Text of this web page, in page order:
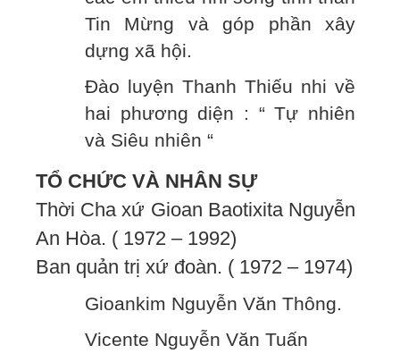
Tin Mừng và góp phần xây
dựng xã hội.
Đào luyện Thanh Thiếu nhi về
hai phương diện : “ Tự nhiên
và Siêu nhiên “
TỔ CHỨC VÀ NHÂN SỰ
Thời Cha xứ Gioan Baotixita Nguyễn
An Hòa. ( 1972 – 1992)
Ban quản trị xứ đoàn. ( 1972 – 1974)
Gioankim Nguyễn Văn Thông.
Vicente Nguyễn Văn Tuấn